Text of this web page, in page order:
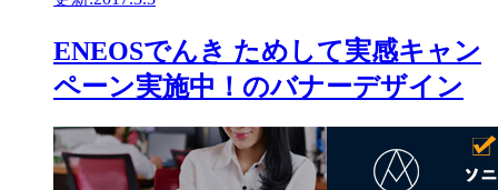
ENEOSでんき ためして実感キャン
ペーン実施中！のバナーデザイン